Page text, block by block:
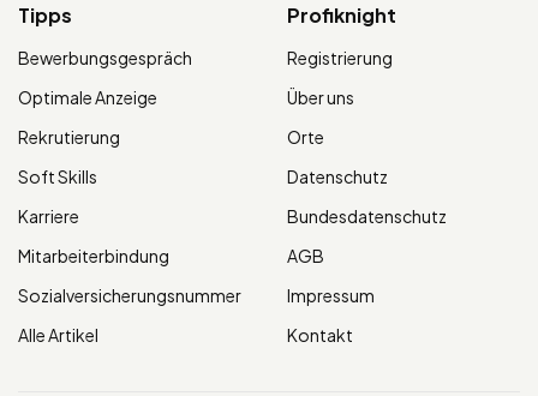
Tipps
Bewerbungsgespräch
Optimale Anzeige
Rekrutierung
Soft Skills
Karriere
Mitarbeiterbindung
Sozialversicherungsnummer
Alle Artikel
Profiknight
Registrierung
Über uns
Orte
Datenschutz
Bundesdatenschutz
AGB
Impressum
Kontakt